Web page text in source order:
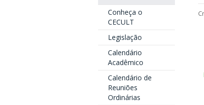
Conheça o
CECULT
Legislação
Calendário
Acadêmico
Calendário de
Reuniões
Ordinárias